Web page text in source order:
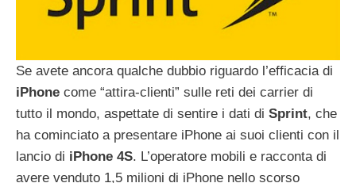
Se avete ancora qualche dubbio riguardo l’efficacia di
iPhone come “attira-clienti” sulle reti dei carrier di
tutto il mondo, aspettate di sentire i dati di Sprint, che
ha cominciato a presentare iPhone ai suoi clienti con il
lancio di iPhone 4S. L’operatore mobili e racconta di
avere venduto 1,5 milioni di iPhone nello scorso